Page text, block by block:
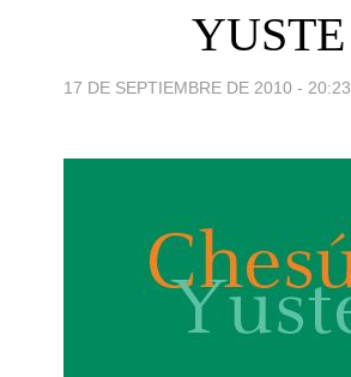
YUSTE
17 DE SEPTIEMBRE DE 2010 - 20:23